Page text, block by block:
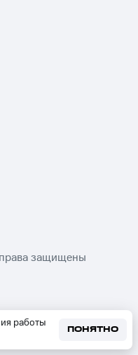
работы
ПОНЯТНО
защищены